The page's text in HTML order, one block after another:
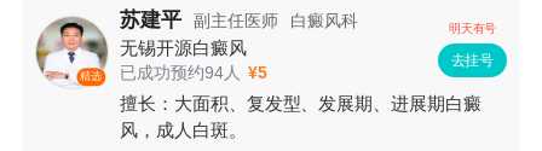
精选
苏建平 副主任医师 白癜风科
无锡开源白癜风
已成功预约94人 ¥5
明天有号
去挂号
擅长：大面积、复发型、发展期、进展期白癜
风，成人白斑。